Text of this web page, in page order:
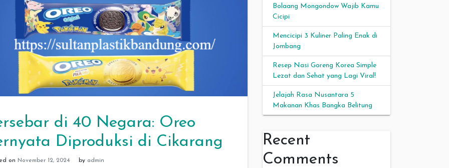
di 40 Negara: Oreo
Diproduksi di Cikarang
on November 12, 2024 by admin
Bolaang Mongondow Wajib Kamu
Cicipi
Mencicipi 3 Kuliner Paling Enak di
Jombang
Resep Nasi Goreng Korea Simple
Lezat dan Sehat yang Lagi Viral!
Jelajah Rasa Nusantara 5
Makanan Khas Bangka Belitung
Recent
Comments